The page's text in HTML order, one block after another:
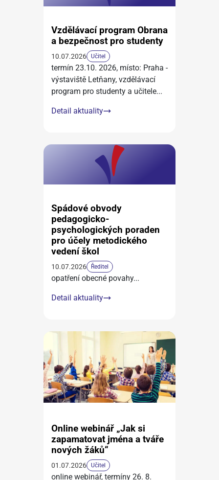
Vzdělávací program Obrana
a bezpečnost pro studenty
10.07.2026 Učitel
termín 23.10. 2026, místo: Praha -
výstaviště Letňany, vzdělávací
program pro studenty a učitele...
Detail aktuality
Spádové obvody
pedagogicko-
psychologických poraden
pro účely metodického
vedení škol
10.07.2026 Ředitel
opatření obecné povahy...
Detail aktuality
Online webinář „Jak si
zapamatovat jména a tváře
nových žáků“
01.07.2026 Učitel
online webinář, termíny 26. 8.